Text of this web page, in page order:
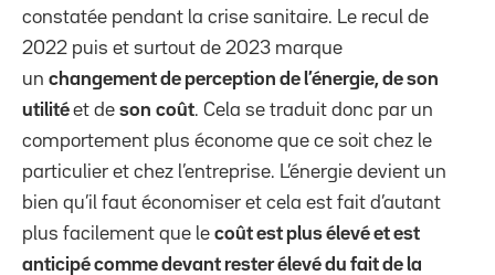
constatée pendant la crise sanitaire. Le recul de
2022 puis et surtout de 2023 marque
un changement de perception de l’énergie, de son
utilitéet de son coût. Cela se traduit donc par un
comportement plus économe que ce soit chez le
particulier et chez l’entreprise. L’énergie devient un
bien qu’il faut économiser et cela est fait d’autant
plus facilement que le coût est plus élevé et est
anticipé comme devant rester élevé du fait de la